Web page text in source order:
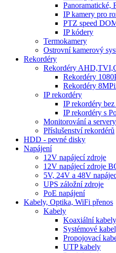
Panoramatické,
IP kamery pro
PTZ speed
IP kódery
Termokamery
Ostrovní kamerový
Rekordéry
Rekordéry
Rekordéry
Rekordéry
IP rekordéry
IP rekordéry bez
IP rekordéry s
Monitorování a servery
Příslušenství rekordérů
HDD - pevné disky
Napájení
12V napájecí zdroje
12V napájecí zdroje
5V, 24V a 48V
UPS záložní zdroje
PoE napájení
Kabely, Optika, WiFi přenos
Kabely
Koaxiální kabely
Systémové
Propojovací
UTP kabely